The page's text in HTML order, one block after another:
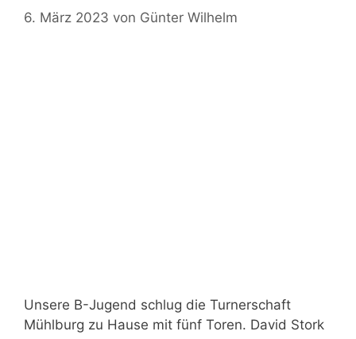
6. März 2023 von Günter Wilhelm
Unsere B-Jugend schlug die Turnerschaft
Mühlburg zu Hause mit fünf Toren. David Stork